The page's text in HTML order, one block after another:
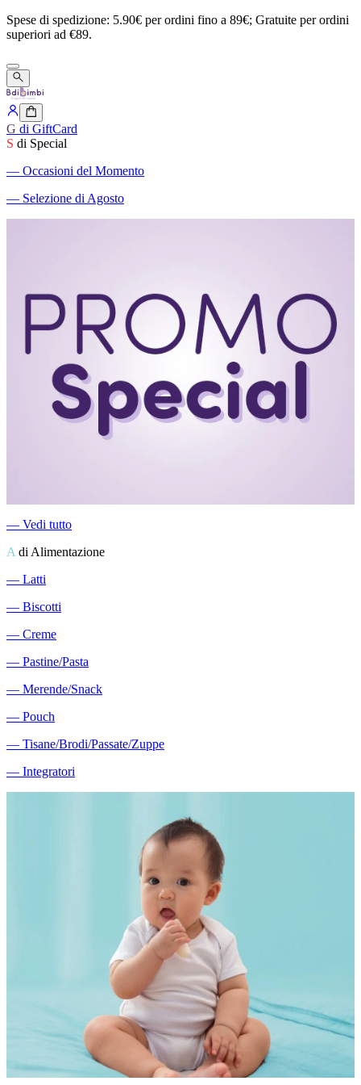
Spese di spedizione: 5.90€ perordini fino a 89€; Gratuite perordini
superiori ad €89.
G di GiftCard
S di Special
― Occasioni del Momento
― Selezione di Agosto
― Vedi tutto
A di Alimentazione
― Latti
― Biscotti
― Creme
― Pastine/Pasta
― Merende/Snack
― Pouch
― Tisane/Brodi/Passate/Zuppe
― Integratori